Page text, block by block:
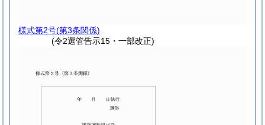
様式第2号(第3条関係)
(令2選管告示15・一部改正)